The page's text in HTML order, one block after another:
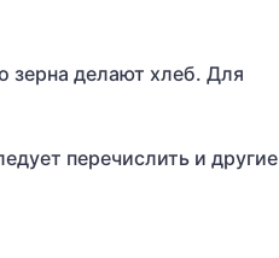
зерна делают хлеб. Для
перечислить и другие